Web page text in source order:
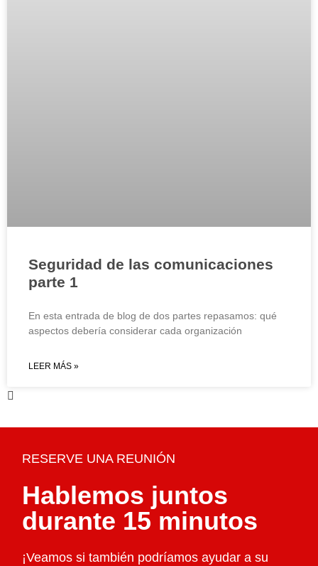
Seguridad de las comunicaciones
parte 1
En esta entrada de blog de dos partes repasamos: qué
aspectos debería considerar cada organización
LEER MÁS »
RESERVE UNA REUNIÓN
Hablemos juntos
durante 15 minutos
¡Veamos si también podríamos ayudar a su